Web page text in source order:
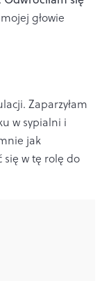
głowie
Zaparzyłam
w sypialni i
jak
się w tę rolę do